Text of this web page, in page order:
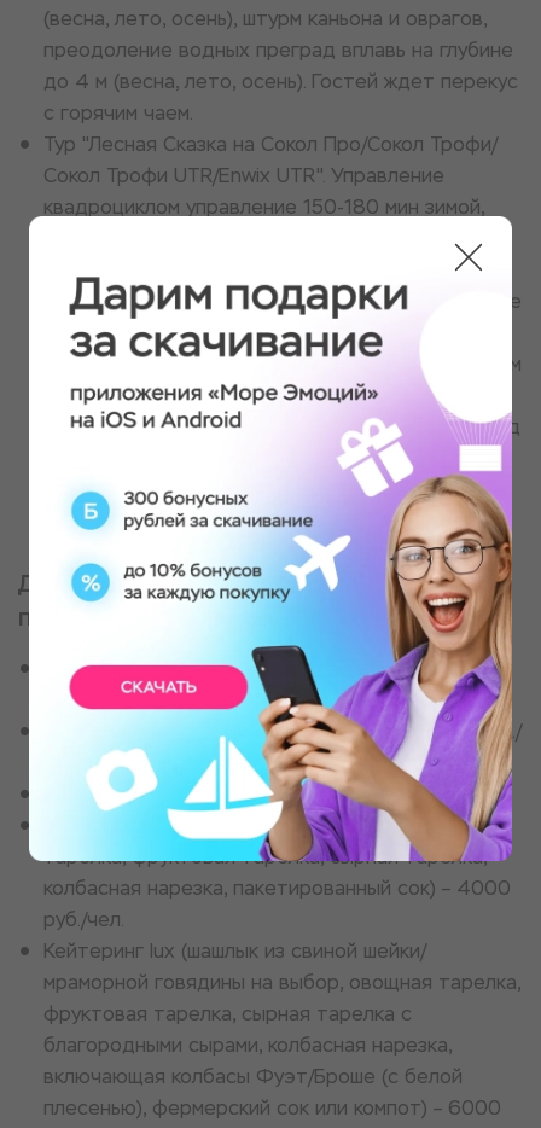
(весна, лето, осень), штурм каньона и оврагов,
преодоление водных преград вплавь на глубине
до 4 м (весна, лето, осень). Гостей ждет перекус
с горячим чаем.
Тур "Лесная Сказка на Сокол Про/Сокол Трофи/
Сокол Трофи UTR/Enwix UTR". Управление
квадроциклом управление 150-180 мин зимой,
180-240 мин летом по заранее продуманному
маршруту, который включает в себя: движение
по полю, преодоление лесополосы, преодоление
глубокой колеи, бродов и оврагов, преодоление
возвышенностей и спусков, движение по болотам
разной категории (весна, лето, осень), штурм
каньона и оврагов, преодоление водных преград
вплавь на глубине до 4 м (весна, лето, осень),
преодоление спецучастка дороги для трофи
рейда. Гостей ждет кейтеринг.
Дополнительно на месте можно
приобрести
Грязезащитные костюмы (куртка, штаны,
резиновые сапоги) – 500 руб./чел.
Утепленные костюмы (куртка, штаны) – 1000 руб./
Аренда мангальной зоны 2000 руб./час
Кейтеринг standart (шашлык из курицы, овощная
тарелка, фруктовая тарелка, сырная тарелка,
колбасная нарезка, пакетированный сок) – 4000
руб./чел.
Кейтеринг lux (шашлык из свиной шейки/
мраморной говядины на выбор, овощная тарелка,
фруктовая тарелка, сырная тарелка с
благородными сырами, колбасная нарезка,
включающая колбасы Фуэт/Броше (с белой
плесенью), фермерский сок или компот) – 6000